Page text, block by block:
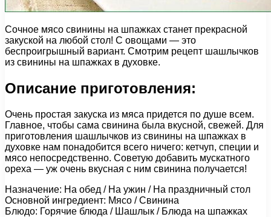
Сочное мясо свинины на шпажках станет прекрасной
закуской на любой стол! С овощами — это
беспроигрышный вариант. Смотрим рецепт шашлычков
из свинины на шпажках в духовке.
Описание приготовления:
Очень простая закуска из мяса придется по душе всем.
Главное, чтобы сама свинина была вкусной, свежей. Для
приготовления шашлычков из свинины на шпажках в
духовке нам понадобится всего ничего: кетчуп, специи и
мясо непосредственно. Советую добавить мускатного
ореха — уж очень вкусная с ним свинина получается!
Назначение: На обед / На ужин / На праздничный стол
Основной ингредиент: Мясо / Свинина
Блюдо: Горячие блюда / Шашлык / Блюда на шпажках